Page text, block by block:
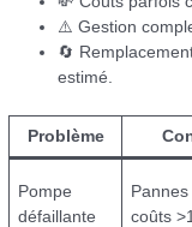
⚠️ Gestion
🔄
estimé.
Problème
Pompe
défaillante
coûts